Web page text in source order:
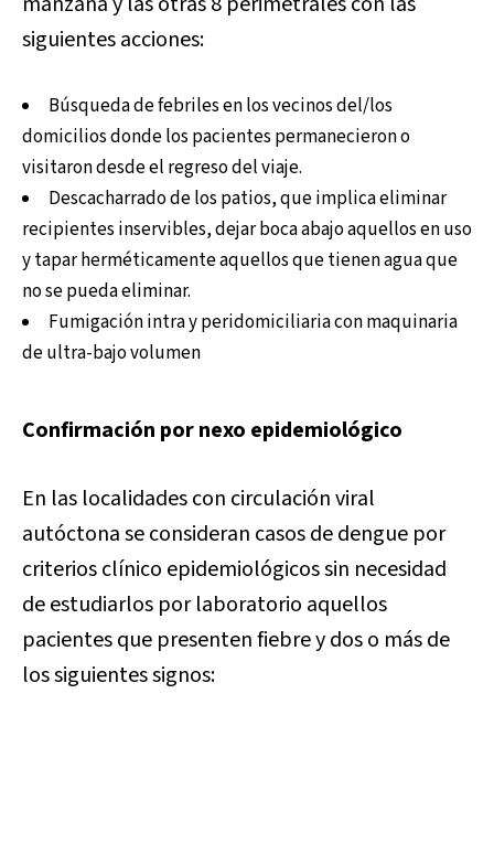
siguientes acciones:
Búsqueda de febriles en los vecinos del/los
domicilios donde los pacientes permanecieron o
visitaron desde el regreso del viaje.
Descacharrado de los patios, que implica eliminar
recipientes inservibles, dejar boca abajo aquellos en uso
y tapar herméticamente aquellos que tienen agua que
no se pueda eliminar.
Fumigación intra y peridomiciliaria con maquinaria
de ultra-bajo volumen
Confirmación por nexo epidemiológico
En las localidades con circulación viral
autóctona se consideran casos de dengue por
criterios clínico epidemiológicos sin necesidad
de estudiarlos por laboratorio aquellos
pacientes que presenten fiebre y dos o más de
los siguientes signos: